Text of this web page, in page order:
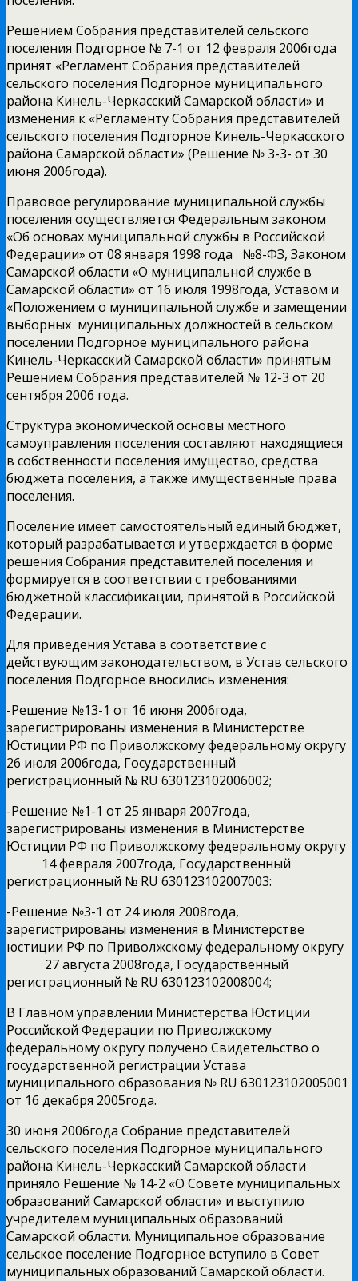
Решением Собрания представителей сельского
поселения Подгорное № 7-1 от 12 февраля 2006года
принят «Регламент Собрания представителей
сельского поселения Подгорное муниципального
района Кинель-Черкасский Самарской области» и
изменения к «Регламенту Собрания представителей
сельского поселения Подгорное Кинель-Черкасского
района Самарской области» (Решение № 3-3- от 30
июня 2006года).
Правовое регулирование муниципальной службы
поселения осуществляется Федеральным законом
«Об основах муниципальной службы в Российской
Федерации» от 08 января 1998 года №8-ФЗ, Законом
Самарской области «О муниципальной службе в
Самарской области» от 16 июля 1998года, Уставом и
«Положением о муниципальной службе и замещении
выборных муниципальных должностей в сельском
поселении Подгорное муниципального района
Кинель-Черкасский Самарской области» принятым
Решением Собрания представителей № 12-3 от 20
сентября 2006 года.
Структура экономической основы местного
самоуправления поселения составляют находящиеся
в собственности поселения имущество, средства
бюджета поселения, а также имущественные права
поселения.
Поселение имеет самостоятельный единый бюджет,
который разрабатывается и утверждается в форме
решения Собрания представителей поселения и
формируется в соответствии с требованиями
бюджетной классификации, принятой в Российской
Федерации.
Для приведения Устава в соответствие с
действующим законодательством, в Устав сельского
поселения Подгорное вносились изменения:
-Решение №13-1 от 16 июня 2006года,
зарегистрированы изменения в Министерстве
Юстиции РФ по Приволжскому федеральному округу
26 июля 2006года, Государственный
регистрационный № RU 630123102006002;
-Решение №1-1 от 25 января 2007года,
зарегистрированы изменения в Министерстве
Юстиции РФ по Приволжскому федеральному округу
14 февраля 2007года, Государственный
регистрационный № RU 630123102007003:
-Решение №3-1 от 24 июля 2008года,
зарегистрированы изменения в Министерстве
юстиции РФ по Приволжскому федеральному округу
27 августа 2008года, Государственный
регистрационный № RU 630123102008004;
В Главном управлении Министерства Юстиции
Российской Федерации по Приволжскому
федеральному округу получено Свидетельство о
государственной регистрации Устава
муниципального образования № RU 630123102005001
от 16 декабря 2005года.
30 июня 2006года Собрание представителей
сельского поселения Подгорное муниципального
района Кинель-Черкасский Самарской области
приняло Решение № 14-2 «О Совете муниципальных
образований Самарской области» и выступило
учредителем муниципальных образований
Самарской области. Муниципальное образование
сельское поселение Подгорное вступило в Совет
муниципальных образований Самарской области.